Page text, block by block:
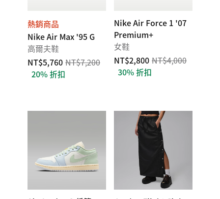
熱銷商品
Nike Air Max '95 G
高爾夫鞋
NT$5,760 NT$7,200
20% 折扣
Nike Air Force 1 '07
Premium+
女鞋
NT$2,800 NT$4,000
30% 折扣